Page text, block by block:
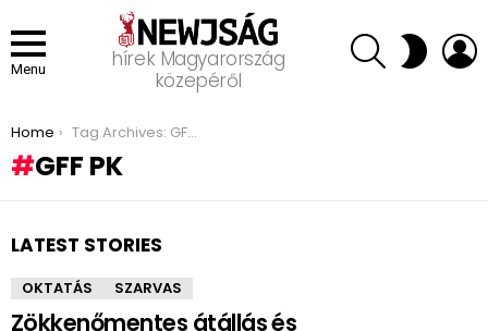
Menu
hírek Magyarország
közepéről
SEARCH SWITCH
SKIN
You are here:
Home Tag Archives: GFF PK
GFF PK
LATEST STORIES
OKTATÁS SZARVAS
Zökkenőmentes átállás és